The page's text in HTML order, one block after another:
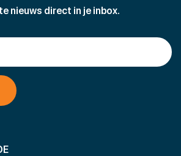
nieuws direct in je inbox.